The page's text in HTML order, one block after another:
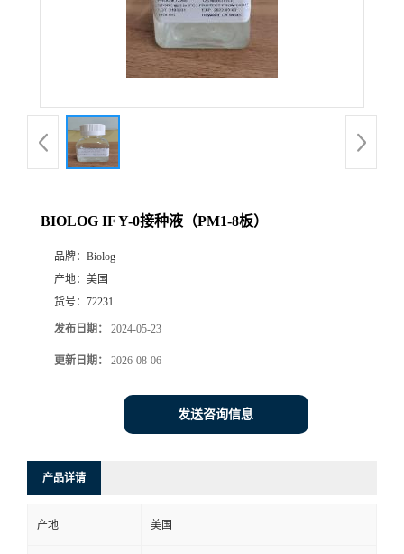
BIOLOG IF Y-0接种液（PM1-8板）
品牌： Biolog
产地： 美国
货号： 72231
发布日期： 2024-05-23
更新日期： 2026-08-06
发送咨询信息
产品详请
产地 美国